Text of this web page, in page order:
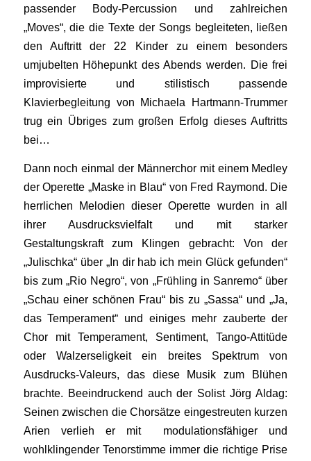
passender Body-Percussion und zahlreichen
„Moves“, die die Texte der Songs begleiteten, ließen
den Auftritt der 22 Kinder zu einem besonders
umjubelten Höhepunkt des Abends werden. Die frei
improvisierte und stilistisch passende
Klavierbegleitung von Michaela Hartmann-Trummer
trug ein Übriges zum großen Erfolg dieses Auftritts
bei…
Dann noch einmal der Männerchor mit einem Medley
der Operette „Maske in Blau“ von Fred Raymond. Die
herrlichen Melodien dieser Operette wurden in all
ihrer Ausdrucksvielfalt und mit starker
Gestaltungskraft zum Klingen gebracht: Von der
„Julischka“ über „In dir hab ich mein Glück gefunden“
bis zum „Rio Negro“, von „Frühling in Sanremo“ über
„Schau einer schönen Frau“ bis zu „Sassa“ und „Ja,
das Temperament“ und einiges mehr zauberte der
Chor mit Temperament, Sentiment, Tango-Attitüde
oder Walzerseligkeit ein breites Spektrum von
Ausdrucks-Valeurs, das diese Musik zum Blühen
brachte. Beeindruckend auch der Solist Jörg Aldag:
Seinen zwischen die Chorsätze eingestreuten kurzen
Arien verlieh er mit modulationsfähiger und
wohlklingender Tenorstimme immer die richtige Prise